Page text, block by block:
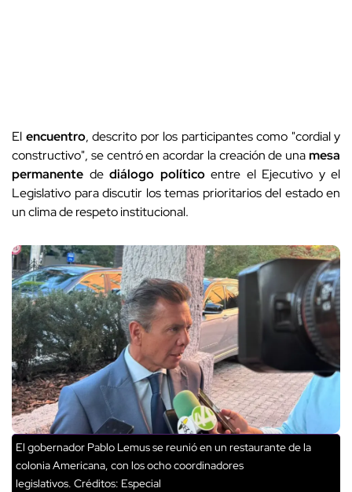
El encuentro, descrito por los participantes como "cordial y
constructivo", se centró en acordar la creación de unamesa
permanente de diálogo políticoentre el Ejecutivo y el
Legislativo para discutir los temas prioritarios del estado en
un clima de respeto institucional.
El gobernador Pablo Lemus se reunió en un restaurante de la
colonia Americana, con los ocho coordinadores
legislativos. Créditos: Especial